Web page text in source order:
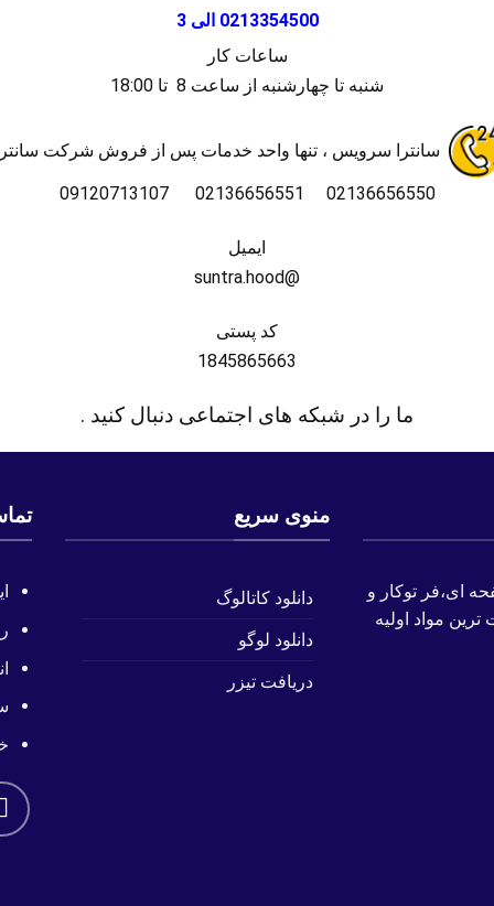
0213354500 الی
3
ساعات کار
شنبه تا چهارشنبه از ساعت 8 تا 18:00
سانترا سرویس ، تنها واحد خدمات پس از فروش شرکت
02136656550 02136656551 09120713107
ایمیل
@suntra.hood
کد پستی
1845865663
ما را در شبکه های اجتماعی دنبال کنید .
ای،فر توکار و
مواد اولیه
منوی سریع
دانلود کاتالوگ
دانلود لوگو
دریافت تیزر